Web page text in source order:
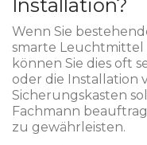
Installation?
Wenn Sie
smarte Leuchtmittel
können Sie dies oft
oder die Installation
Sicherungskasten
Fachmann
zu gewährleisten.